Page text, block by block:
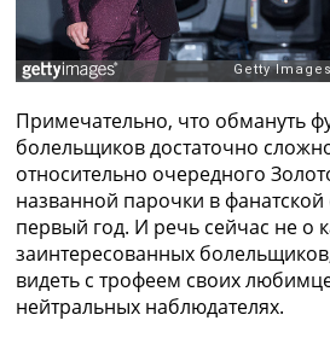
Примечательно, что обмануть
болельщиков достаточно
относительно очередного
названной парочки в фанатской
первый год. И речь сейчас не о
заинтересованных
видеть с трофеем своих
нейтральных наблюдателях.